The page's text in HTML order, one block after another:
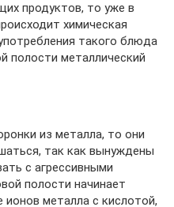
продуктов, то уже в
химическая
такого блюда
полости металлический
из металла, то они
так как вынуждены
с агрессивными
полости начинает
ионов металла с кислотой,